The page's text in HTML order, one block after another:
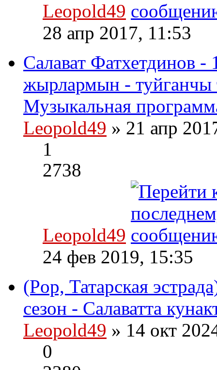
Leopold49
28 апр 2017, 11:53
Салават Фатхетдинов
жырлармын - туйганчы
Музыкальная
Leopold49 » 21 апр
1
2738
Leopold49
24 фев 2019, 15:35
(Pop, Татарская
сезон - Салаватта
Leopold49 » 14 окт
0